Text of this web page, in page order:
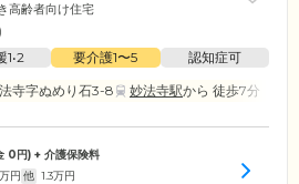
高齢者向け住宅
)
1•2 要介護1〜5
認知症可
寺字ぬめり石3-8
妙法寺駅から 徒歩7分
0円) + 介護保険料
万円 他 1.3万円